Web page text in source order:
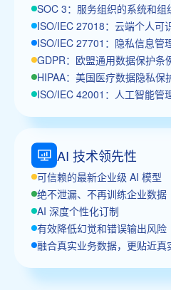
SOC 3：服务组织的系统和组
ISO/IEC 27018：云端个人可
ISO/IEC 27701：隐私信息管
GDPR：欧盟通用数据保护条
HIPAA：美国医疗数据隐私保
ISO/IEC 42001：人工智能管
AI 技术领先性
可信赖的最新企业级 AI 模型
绝不泄漏、不再训练企业数据
AI 深度个性化订制
有效降低幻觉和错误输出风险
融合真实业务数据，更贴近真